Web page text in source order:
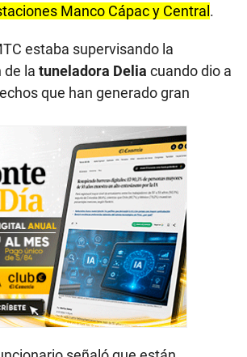
Manco Cápac y Central .
estaba supervisando la
de la tuneladora Delia cuando dio a
que han generado gran